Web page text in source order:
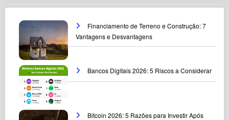
Financiamento de Terreno e Construção: 7
Vantagens e Desvantagens
Bancos Digitais 2026: 5 Riscos a Considerar
Bitcoin 2026: 5 Razões para Investir Após